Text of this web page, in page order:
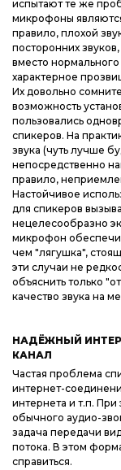
испытают те же
микрофоны
правило, плохой
посторонних
вместо
характерное
Их довольно
возможность
пользовались
спикеров. На
звука (чуть лучше
непосредственно
правило,
Настойчивое
для спикеров
нецелесообразно
микрофон
чем "лягушка",
эти случаи не
объяснить только
качество звука на
НАДЁЖНЫЙ
КАНАЛ
Частая проблема
интернет-
интернета и т.п.
обычного аудио-
задача передачи
потока. В этом
справиться.